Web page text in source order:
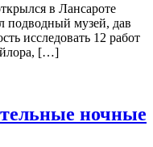
в Ланcароте
подводный музей, дав
исследовать 12 работ
[…]
ночные